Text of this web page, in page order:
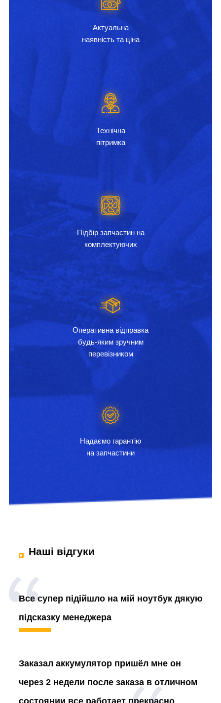
Актуальна
наявність та ціна
Технічна
пітримка
Підбір запчастин на
комплектуючих
Оперативна відправка
будь-яким зручним
перевізником
Надаємо гарантію
на запчастини
Наші відгуки
Все супер підійшло на мій ноутбук дякую
підсказку менеджера
Заказал аккумулятор пришёл мне он
через 2 недели после заказа в отличном
состоянии все работает прекрасно